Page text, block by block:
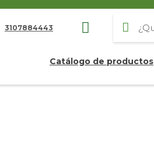
3107884443
Catálogo de productos